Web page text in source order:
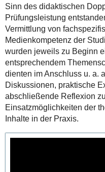
Sinn des didaktischen
Prüfungsleistung
Vermittlung von
Medienkompetenz der
wurden jeweils zu Beginn
entsprechendem
dienten im Anschluss u. a.
Diskussionen, praktische
abschließende Reflexion
Einsatzmöglichkeiten der
Inhalte in der Praxis.